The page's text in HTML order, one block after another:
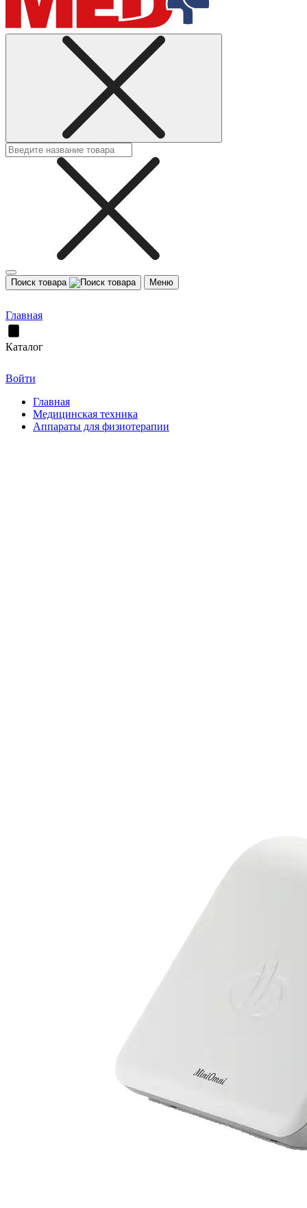
Поиск товара Меню
Главная
Каталог
Войти
Главная
Медицинская техника
Аппараты для физиотерапии